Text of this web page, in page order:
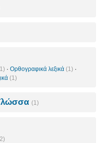
· Ορθογραφικά λεξικά (1) ·
(1)
(1)